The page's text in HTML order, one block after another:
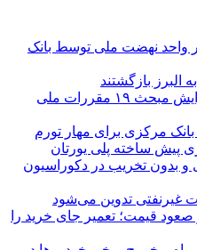
بیش از ۳۹۶ هزار واحد نهضت ملی توسط بانک
تمدید اجرای همزمان دو ویرایش مبحث ۱۹ مقررات ملی
بانک مرکزی برای مهار تورم
پیش ساخته پلی یورتان
بدون تخریب در دکوراسیون
غیرنفتی تدوین می‌شود
قیمت؛ تعمیر جای خرید را